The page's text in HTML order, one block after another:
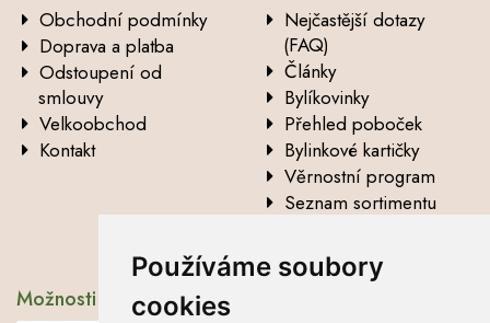
Používáme soubory
cookies
Obchodní podmínky
Doprava a platba
Odstoupení od
smlouvy
Velkoobchod
Kontakt
Nejčastější dotazy
(FAQ)
Články
Bylíkovinky
Přehled poboček
Bylinkové kartičky
Věrnostní program
Seznam sortimentu
Možnosti dopravy